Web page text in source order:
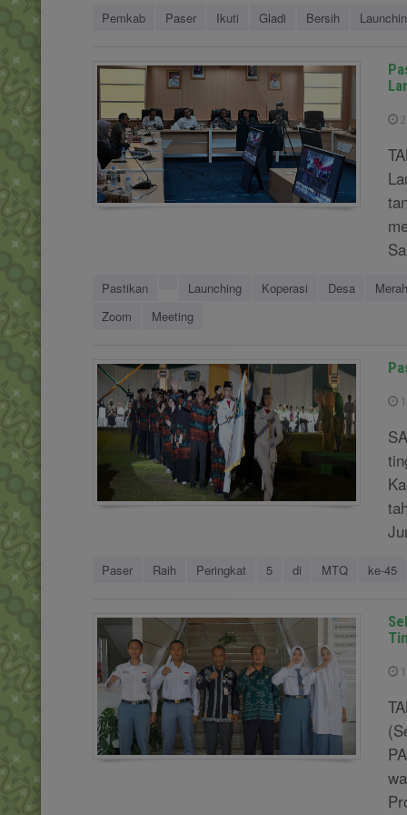
Pemkab Paser Ikuti Gladi Bersih
Pastikan Launching Koperasi Desa Merah
Zoom
Meeting
Paser Raih Peringkat 5 di MTQ ke-45